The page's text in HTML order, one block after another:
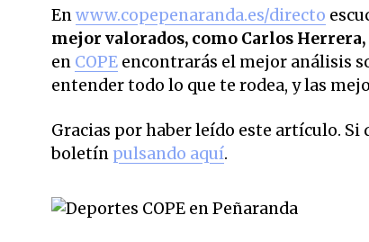
Enwww.copepenaranda.es/directo
mejor valorados, como Carlos
en COPE encontrarás el mejor análisis
entender todo lo que te rodea, y las
Gracias por haber leído este artículo.
boletín pulsando aquí.